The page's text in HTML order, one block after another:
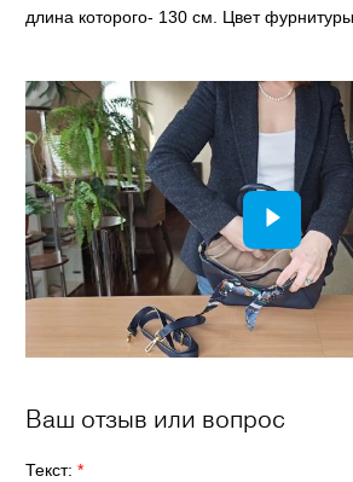
длина которого- 130 см. Цвет
Ваш отзыв или вопрос
Текст: *